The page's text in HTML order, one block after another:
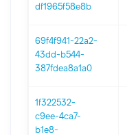
df1965f58e8b
69f4f941-22a2-
43dd-b544-
387fdea8a1a0
1f322532-
c9ee-4ca7-
b1e8-